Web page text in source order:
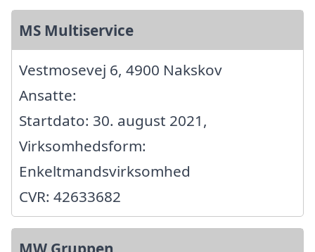
MS Multiservice
Vestmosevej 6, 4900 Nakskov
Ansatte:
Startdato: 30. august 2021,
Virksomhedsform:
Enkeltmandsvirksomhed
CVR: 42633682